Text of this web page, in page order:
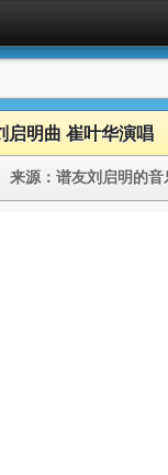
启明曲 崔叶华演唱
来源： 谱友刘启明的